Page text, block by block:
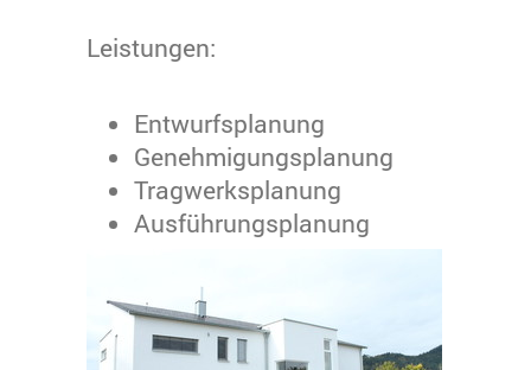
Leistungen:
Entwurfsplanung
Genehmigungsplanung
Tragwerksplanung
Ausführungsplanung